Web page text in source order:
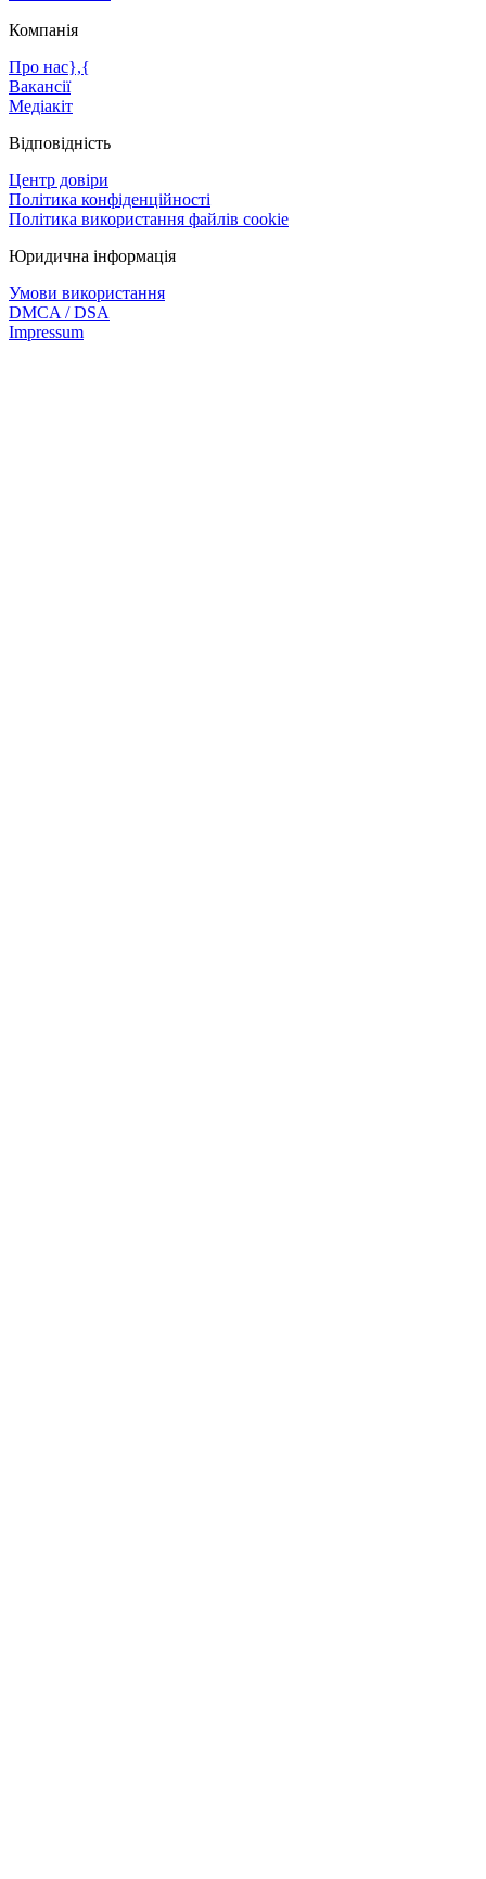
Компанія
Про нас},{
Вакансії
Медіакіт
Відповідність
Центр довіри
Політика конфіденційності
Політика використання файлів cookie
Юридична інформація
Умови використання
DMCA / DSA
Impressum